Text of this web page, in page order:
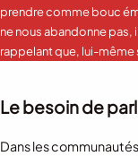
prendre comme bouc
ne nous abandonne
rappelant que, lui-même
Le besoin de
Dans les